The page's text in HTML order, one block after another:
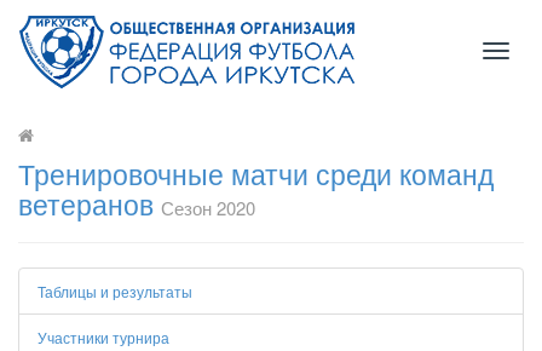
Тренировочные матчи среди команд
ветеранов Сезон 2020
Таблицы и результаты
Участники турнира